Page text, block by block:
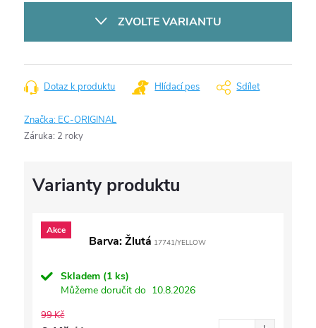
ZVOLTE VARIANTU
Dotaz k produktu Hlídací pes Sdílet
Značka: EC-ORIGINAL
Záruka: 2 roky
Akce
Barva: Žlutá 17741/YELLOW
Skladem (1 ks)
Můžeme doručit do 10.8.2026
99 Kč